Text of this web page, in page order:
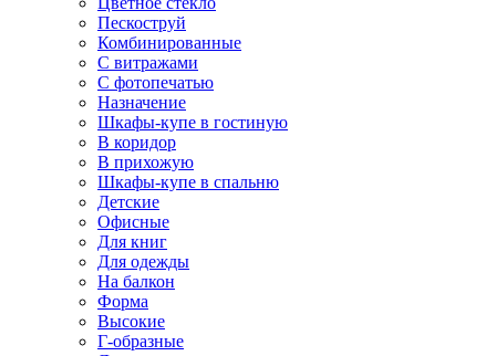
Пескоструй
Комбинированные
С витражами
С фотопечатью
Назначение
Шкафы-купе в гостиную
В коридор
В прихожую
Шкафы-купе в спальню
Детские
Офисные
Для книг
Для одежды
На балкон
Форма
Высокие
Г-образные